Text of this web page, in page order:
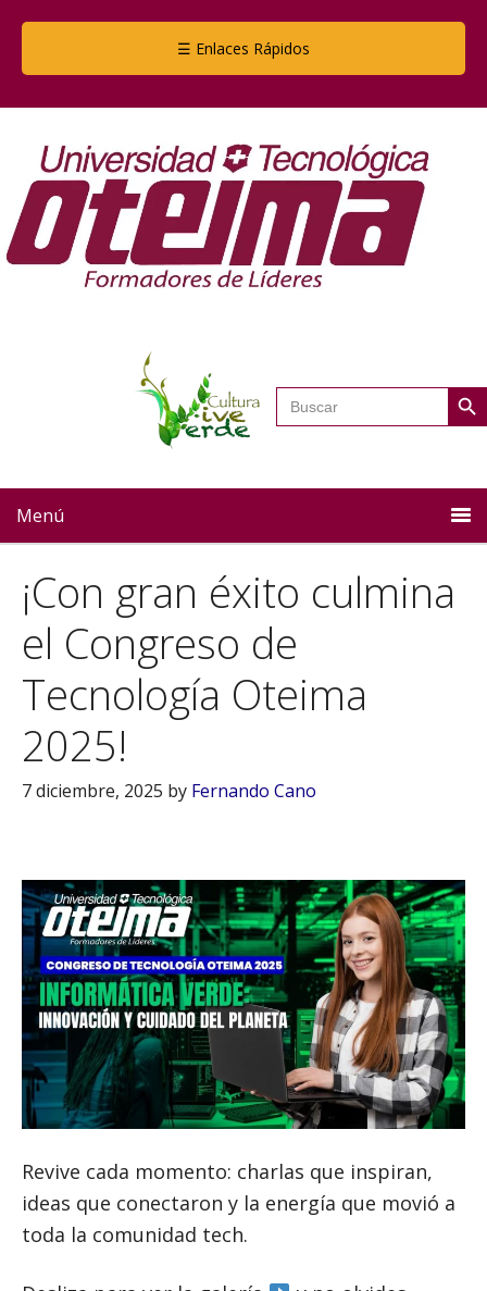
☰ Enlaces Rápidos
Buscar: Botón
Menú
¡Con gran éxito culmina
el Congreso de
Tecnología Oteima
2025!
7 diciembre, 2025 by Fernando Cano
Revive cada momento: charlas que inspiran,
ideas que conectaron y la energía que movió a
toda la comunidad tech.